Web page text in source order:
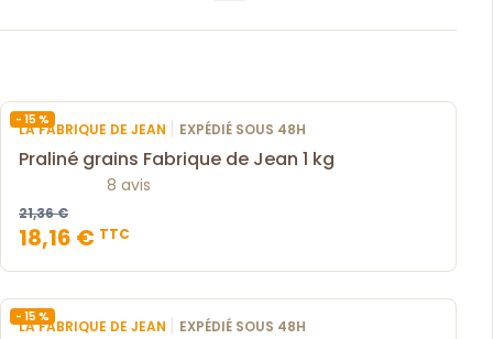
- 15 %
LA FABRIQUE DE JEAN | EXPÉDIÉ SOUS 48H
Praliné grains Fabrique de Jean 1 kg
8 avis
21,36 €
18,16 € TTC
- 15 %
LA FABRIQUE DE JEAN | EXPÉDIÉ SOUS 48H